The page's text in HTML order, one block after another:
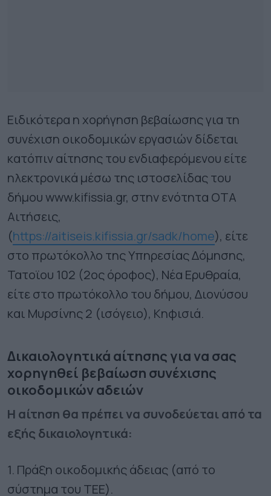
Ειδικότερα η χορήγηση βεβαίωσης για τη
συνέχιση οικοδομικών εργασιών δίδεται
κατόπιν αίτησης του ενδιαφερόμενου είτε
ηλεκτρονικά μέσω της ιστοσελίδας του
δήμου www.kifissia.gr, στην ενότητα ΟΤΑ
Αιτήσεις,
(https://aitiseis.kifissia.gr/sadk/home), είτε
στο πρωτόκολλο της Υπηρεσίας Δόμησης,
Τατοϊου 102 (2ος όροφος), Νέα Ερυθραία,
είτε στο πρωτόκολλο του δήμου, Διονύσου
και Μυρσίνης 2 (ισόγειο), Κηφισιά.
Δικαιολογητικά αίτησης για να σας
χορηγηθεί βεβαίωση συνέχισης
οικοδομικών αδειών
Η αίτηση θα πρέπει να συνοδεύεται από τα
εξής δικαιολογητικά:
1. Πράξη οικοδομικής άδειας (από το
σύστημα του ΤΕΕ).